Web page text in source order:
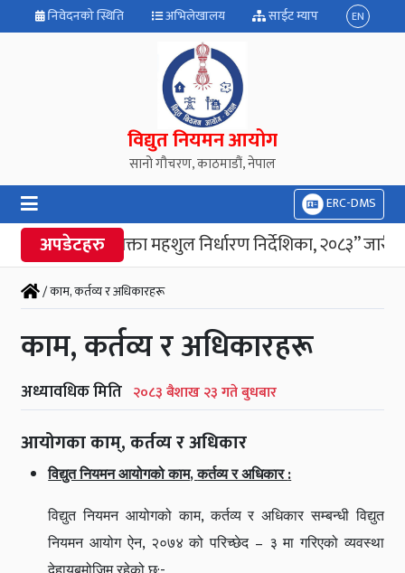
निवेदनको स्थिति अभिलेखालय साईट म्याप EN
विद्युत नियमन आयोग
सानो गौचरण, काठमाडौं, नेपाल
ERC-DMS
अपडेटहरु
“विद्युत उपभोक्ता महशुल निर्धारण निर्देशिका, २०८३” जारी
/ काम, कर्तव्य र अधिकारहरू
काम, कर्तव्य र अधिकारहरू
अध्यावधिक मिति २०८३ बैशाख २३ गते बुधबार
आयोगका काम्, कर्तव्य र अधिकार
विद्युत नियमन आयोगको काम,कर्तव्य र अधिकार:
विद्युत नियमन आयोगको काम,कर्तव्य र अधिकार सम्बन्धी विद्युत
नियमन आयोग ऐन, २०७४ को परिच्छेद – ३ मा गरिएको व्यवस्था